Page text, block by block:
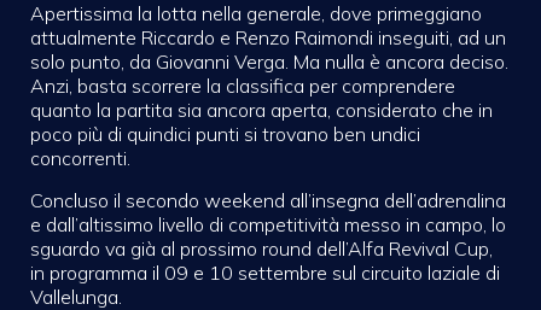
Apertissima la lotta nella generale, dove primeggiano
attualmente Riccardo e Renzo Raimondi inseguiti, ad un
solo punto, da Giovanni Verga. Ma nulla è ancora deciso.
Anzi, basta scorrere la classifica per comprendere
quanto la partita sia ancora aperta, considerato che in
poco più di quindici punti si trovano ben undici
concorrenti.
Concluso il secondo weekend all’insegna dell’adrenalina
e dall’altissimo livello di competitività messo in campo, lo
sguardo va già al prossimo round dell’Alfa Revival Cup,
in programma il 09 e 10 settembre sul circuito laziale di
Vallelunga.